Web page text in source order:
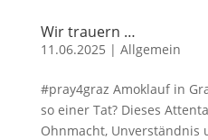
Wir trauern …
11.06.2025 | Allgemein
#pray4graz Amoklauf in
so einer Tat? Dieses
Ohnmacht, Unverständnis